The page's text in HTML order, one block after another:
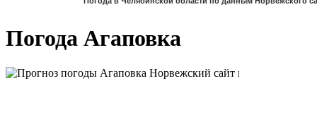
Погода Агаповка